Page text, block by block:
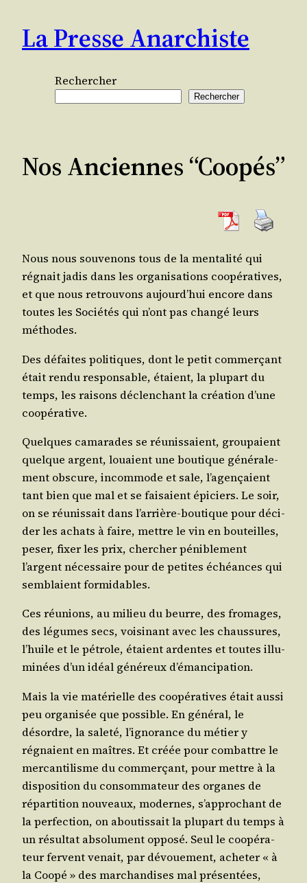
contenu
La Presse Anarchiste
Rechercher
Rechercher
Nos Anciennes “Coopés”
Nous nous sou­ve­nons tous de la men­ta­li­té qui
régnait jadis dans les orga­ni­sa­tions coopé­ra­tives,
et que nous retrou­vons aujourd’hui encore dans
toutes les Socié­tés qui n’ont pas chan­gé leurs
méthodes.
Des défaites poli­tiques, dont le petit com­mer­çant
était ren­du res­pon­sable, étaient, la plu­part du
temps, les rai­sons déclen­chant la créa­tion d’une
coopérative.
Quelques cama­rades se réunis­saient, grou­paient
quelque argent, louaient une bou­tique géné­ra­le­
ment obs­cure, incom­mode et sale, l’agençaient
tant bien que mal et se fai­saient épi­ciers. Le soir,
on se réunis­sait dans l’arrière-boutique pour déci­
der les achats à faire, mettre le vin en bou­teilles,
peser, fixer les prix, cher­cher péni­ble­ment
l’argent néces­saire pour de petites échéances qui
sem­blaient formidables.
Ces réunions, au milieu du beurre, des fro­mages,
des légumes secs, voi­si­nant avec les chaus­sures,
l’huile et le pétrole, étaient ardentes et toutes illu­
mi­nées d’un idéal géné­reux d’émancipation.
Mais la vie maté­rielle des coopé­ra­tives était aus­si
peu orga­ni­sée que pos­sible. En géné­ral, le
désordre, la sale­té, l’ignorance du métier y
régnaient en maîtres. Et créée pour com­battre le
mer­can­ti­lisme du com­mer­çant, pour mettre à la
dis­po­si­tion du consom­ma­teur des organes de
répar­ti­tion nou­veaux, modernes, s’approchant de
la per­fec­tion, on abou­tis­sait la plu­part du temps à
un résul­tat abso­lu­ment oppo­sé. Seul le coopé­ra­
teur fervent venait, par dévoue­ment, ache­ter « à
la Coopé » des mar­chan­dises mal pré­sen­tées,